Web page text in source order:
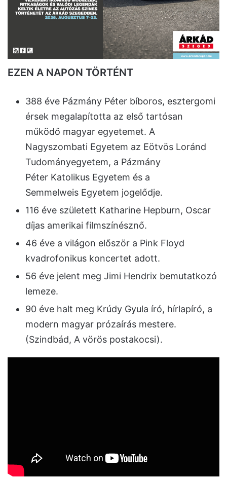
EZEN A NAPON TÖRTÉNT
388 éve Pázmány Péter bíboros, esztergomi
érsek megalapította az első tartósan
működő magyar egyetemet. A
Nagyszombati Egyetem az Eötvös Loránd
Tudományegyetem, a Pázmány
Péter Katolikus Egyetem és a
Semmelweis Egyetem jogelődje.
116 éve született Katharine Hepburn, Oscar
díjas amerikai filmszínésznő.
46 éve a világon először a Pink Floyd
kvadrofonikus koncertet adott.
56 éve jelent meg Jimi Hendrix bemutatkozó
lemeze.
90 éve halt meg Krúdy Gyula író, hírlapíró, a
modern magyar prózaírás mestere.
(Szindbád, A vörös postakocsi).